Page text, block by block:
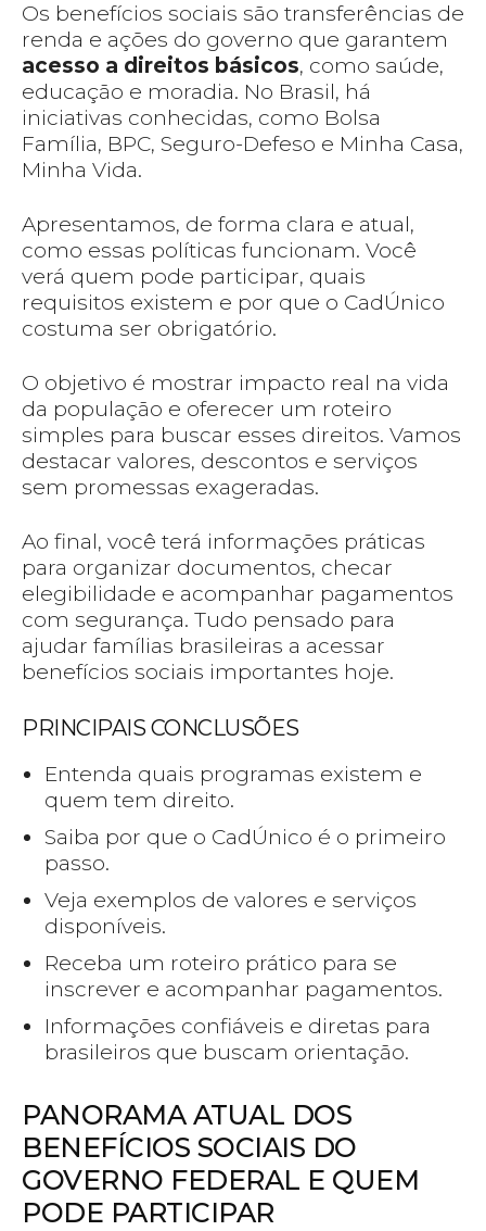
Os benefícios sociais são transferências de
renda e ações do governo que garantem
acesso a direitos básicos, como saúde,
educação e moradia. No Brasil, há
iniciativas conhecidas, como Bolsa
Família, BPC, Seguro-Defeso e Minha Casa,
Minha Vida.
Apresentamos, de forma clara e atual,
como essas políticas funcionam. Você
verá quem pode participar, quais
requisitos existem e por que o CadÚnico
costuma ser obrigatório.
O objetivo é mostrar impacto real na vida
da população e oferecer um roteiro
simples para buscar esses direitos. Vamos
destacar valores, descontos e serviços
sem promessas exageradas.
Ao final, você terá informações práticas
para organizar documentos, checar
elegibilidade e acompanhar pagamentos
com segurança. Tudo pensado para
ajudar famílias brasileiras a acessar
benefícios sociais importantes hoje.
PRINCIPAIS CONCLUSÕES
Entenda quais programas existem e
quem tem direito.
Saiba por que o CadÚnico é o primeiro
passo.
Veja exemplos de valores e serviços
disponíveis.
Receba um roteiro prático para se
inscrever e acompanhar pagamentos.
Informações confiáveis e diretas para
brasileiros que buscam orientação.
PANORAMA ATUAL DOS
BENEFÍCIOS SOCIAIS DO
GOVERNO FEDERAL E QUEM
PODE PARTICIPAR